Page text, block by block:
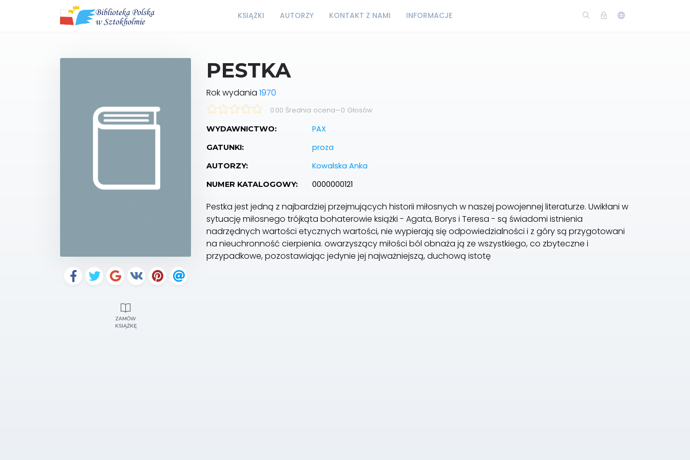
KSIĄŻKI AUTORZY KONTAKT Z NAMI INFORMACJE
ZAMÓW
KSIĄŻKĘ
PESTKA
Rok wydania 1970
0.00 Średnia ocena—0 Głosów
WYDAWNICTWO: PAX
GATUNKI: proza
AUTORZY: Kowalska Anka
NUMER KATALOGOWY: 0000000121
Pestka jest jedną z najbardziej przejmujących historii miłosnych w naszej powojennej literaturze. Uwikłani w
sytuację miłosnego trójkąta bohaterowie książki - Agata, Borys i Teresa - są świadomi istnienia
nadrzędnych wartości etycznych wartości, nie wypierają się odpowiedzialności i z góry są przygotowani
na nieuchronność cierpienia. owarzyszący miłości ból obnaża ją ze wszystkiego, co zbyteczne i
przypadkowe, pozostawiając jedynie jej najważniejszą, duchową istotę